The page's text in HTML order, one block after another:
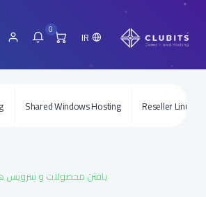
IR
0
Shared Windows Hosting Reseller Linux
یافتن محصولات و سرویس